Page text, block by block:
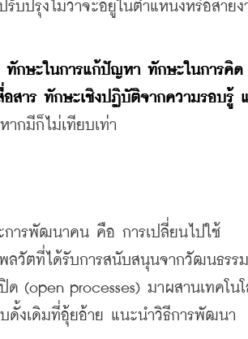
ปรุงไม่ว่าจะอยู่ในตำแหน่งหรือสายง
กษะในการแก้ปัญหา ทักษะในการคิด
สาร ทักษะเชิงปฏิบัติจากความรอบรู้
กมีก็ไม่เทียบเท่า
ารพัฒนาคน คือ การเปลี่ยนไปใช้
ลวัตที่ได้รับการสนับสนุนจากวัฒนธรร
ด (open processes) มาผสานเทคโน
ดั้งเดิมที่อุ้ยอ้าย แนะนำวิธีการพัฒนา